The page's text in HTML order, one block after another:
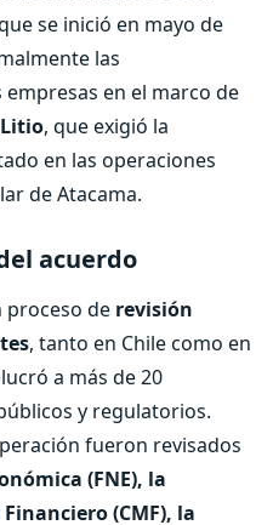
se inició en mayo de
las
en el marco de
, que exigió la
en las operaciones
de Atacama.
acuerdo
proceso de revisión
, tanto en Chile como en
a más de 20
y regulatorios.
fueron revisados
(FNE), la
(CMF), la